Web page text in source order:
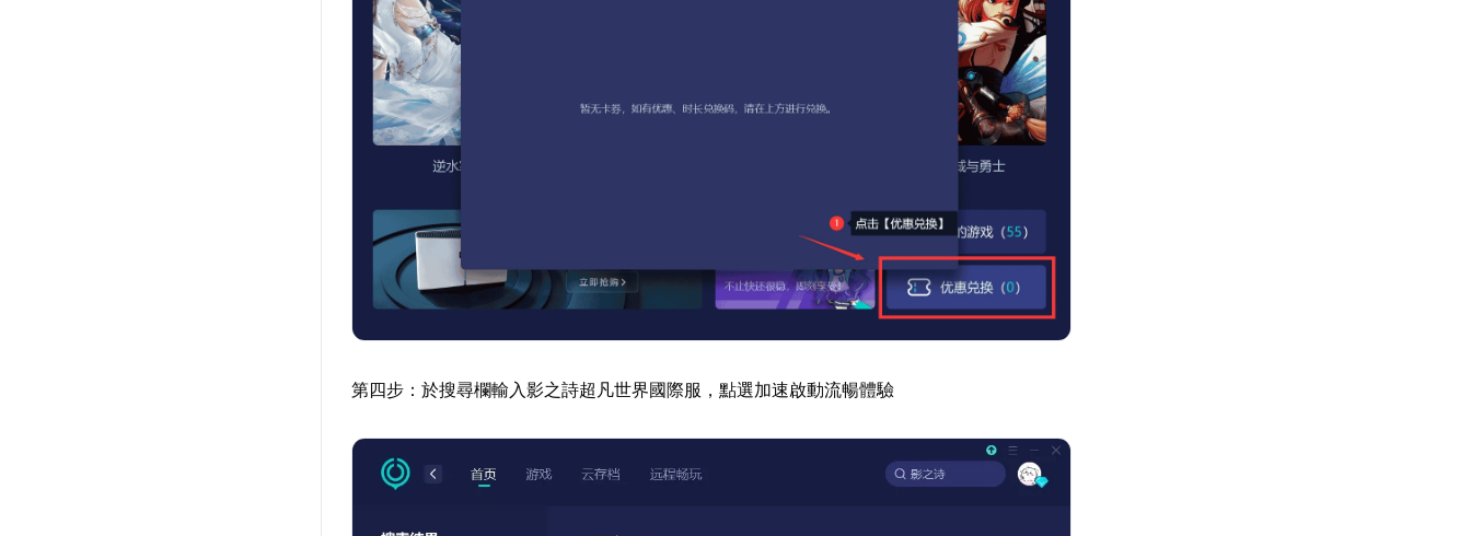
第四步：於搜尋欄輸入影之詩超凡世界國際服，點選加速啟動流暢體驗